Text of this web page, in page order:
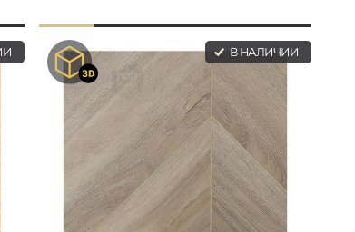
В НАЛИЧИИ